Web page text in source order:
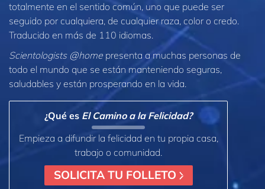
totalmente en el sentido común, uno que puede ser
seguido por cualquiera, de cualquier raza, color o credo.
Traducido en más de 110 idiomas.
Scientologists @homepresenta a muchas personas de
todo el mundo que se están manteniendo seguras,
saludables y están prosperando en la vida.
¿Qué es El Camino a la Felicidad?
Empieza a difundir la felicidad en tu propia casa,
trabajo o comunidad.
SOLICITA TU FOLLETO